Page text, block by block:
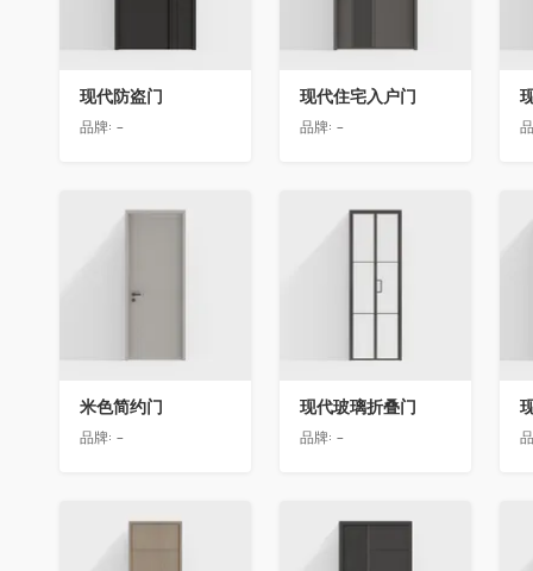
现代防盗门
品牌: -
现代住宅入户门
品牌: -
收藏
米色简约门
品牌: -
收藏
现代玻璃折叠门
品牌: -
收藏 收藏